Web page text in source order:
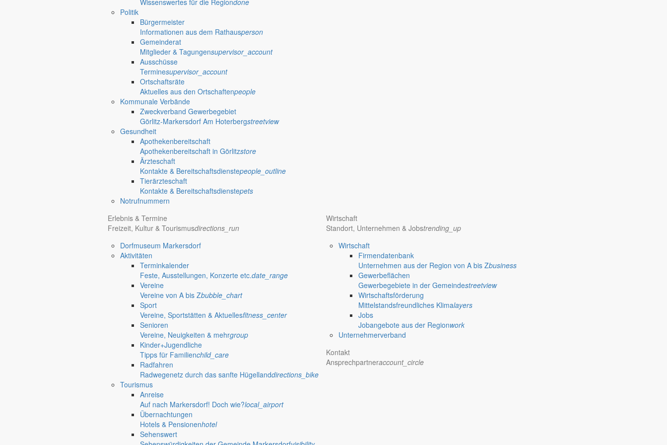
Wissenswertes für die Regiondone
Politik
Bürgermeister
Informationen aus dem Rathausperson
Gemeinderat
Mitglieder & Tagungensupervisor_account
Ausschüsse
Terminesupervisor_account
Ortschaftsräte
Aktuelles aus den Ortschaftenpeople
Kommunale Verbände
Zweckverband Gewerbegebiet
Görlitz-Markersdorf Am Hoterbergstreetview
Gesundheit
Apothekenbereitschaft
Apothekenbereitschaft in Görlitzstore
Ärzteschaft
Kontakte & Bereitschaftsdienstepeople_outline
Tierärzteschaft
Kontakte & Bereitschaftsdienstepets
Notrufnummern
Erlebnis & Termine
Freizeit, Kultur & Tourismusdirections_run
Dorfmuseum Markersdorf
Aktivitäten
Terminkalender
Feste, Ausstellungen, Konzerte etc.date_range
Vereine
Vereine von A bis Zbubble_chart
Sport
Vereine, Sportstätten & Aktuellesfitness_center
Senioren
Vereine, Neuigkeiten & mehrgroup
Kinder+Jugendliche
Tipps für Familienchild_care
Radfahren
Radwegenetz durch das sanfte Hügellanddirections_bike
Tourismus
Anreise
Auf nach Markersdorf! Doch wie?local_airport
Übernachtungen
Hotels & Pensionenhotel
Sehenswert
Wirtschaft
Standort, Unternehmen & Jobstrending_up
Wirtschaft
Firmendatenbank
Unternehmen aus der Region von A bis Zbusiness
Gewerbeflächen
Gewerbegebiete in der Gemeindestreetview
Wirtschaftsförderung
Mittelstandsfreundliches Klimalayers
Jobs
Jobangebote aus der Regionwork
Unternehmerverband
Kontakt
Ansprechpartneraccount_circle
Öffnungszeiten RathausGemeindeverwaltung Markersdorf
08:30 – 11:30 Uhr und 14:00 – 18:00 Uhr
08:30 – 11:30 Uhr und 14:00 – 17:00 Uhr
Außerhalb der Öffnungszeiten können Termine vereinbart werden.
E-Mail: sekretariat@gemeinde-markersdorf.de
Aktuelles aus dem Rathaus